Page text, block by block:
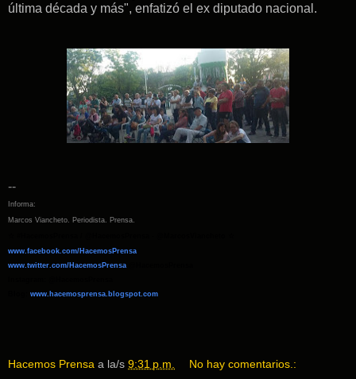
última década y más", enfatizó el ex diputado nacional.
--
Informa:
Marcos Viancheto. Periodista. Prensa.
www.facebook.com/HacemosPrensa
www.twitter.com/HacemosPrensa
www.hacemosprensa. blogspot.com
Hacemos Prensa a la/s 9:31 p.m. No hay comentarios.: